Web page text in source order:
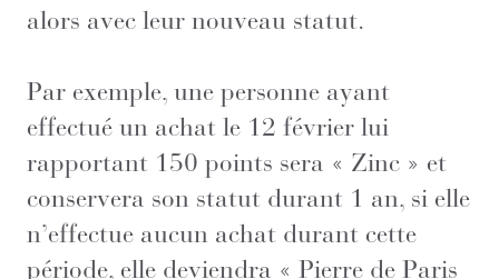
alors avec leur nouveau statut.
Par exemple, une personne ayant
effectué un achat le 12 février lui
rapportant 150 points sera « Zinc » et
conservera son statut durant 1 an, si elle
n’effectue aucun achat durant cette
période, elle deviendra « Pierre de Paris